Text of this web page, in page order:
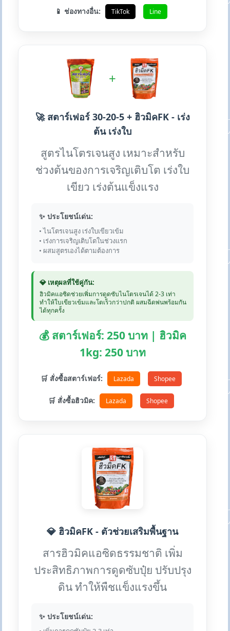
📱 ช่องทางอื่น: TikTok Line
+
🚀 สตาร์เฟอร์ 30-20-5 + ฮิวมิคFK - เร่ง
ต้น เร่งใบ
สูตรไนโตรเจนสูง เหมาะสำหรับ
ช่วงต้นของการเจริญเติบโต เร่งใบ
เขียว เร่งต้นแข็งแรง
✨ ประโยชน์เด่น:
• ไนโตรเจนสูง เร่งใบเขียวเข้ม
• เร่งการเจริญเติบโตในช่วงแรก
• ผสมสูตรเองได้ตามต้องการ
💎 เหตุผลที่ใช้คู่กัน:
ฮิวมิคแอซิดช่วยเพิ่มการดูดซับไนโตรเจนได้ 2-3 เท่า
ทำให้ใบเขียวเข้มและโตเร็วกว่าปกติ ผสมฉีดพ่นพร้อมกัน
ได้ทุกครั้ง
💰 สตาร์เฟอร์: 250 บาท | ฮิวมิค
1kg: 250 บาท
🛒 สั่งซื้อสตาร์เฟอร์: Lazada Shopee
🛒 สั่งซื้อฮิวมิค: Lazada Shopee
💎 ฮิวมิคFK - ตัวช่วยเสริมพื้นฐาน
สารฮิวมิคแอซิดธรรมชาติ เพิ่ม
ประสิทธิภาพการดูดซับปุ๋ย ปรับปรุง
ดิน ทำให้พืชแข็งแรงขึ้น
✨ ประโยชน์เด่น: